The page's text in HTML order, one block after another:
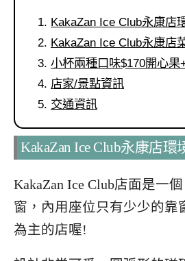
KakaZan Ice Club永康店
KakaZan Ice Club永康店
小杯兩種口味$170開心果
店家/景點資訊
交通資訊
KakaZan Ice Club永康店環
KakaZan Ice Club店面是一
窗，內用座位只有少少的靠
為主的店喔!